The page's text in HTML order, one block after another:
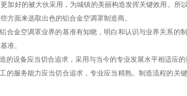
加好的被大伙采用，为城镇的美丽构造发挥关键效用。所
方面来选取出色的铝合金空调罩制造商。
合金空调罩业界的基准有知晓，明白和认识与业界关系的
准。
的设备应当切合追求，采用与当今的专业发展水平相适应
的服务能力应当切合追求，专业应当精熟。制造流程的关